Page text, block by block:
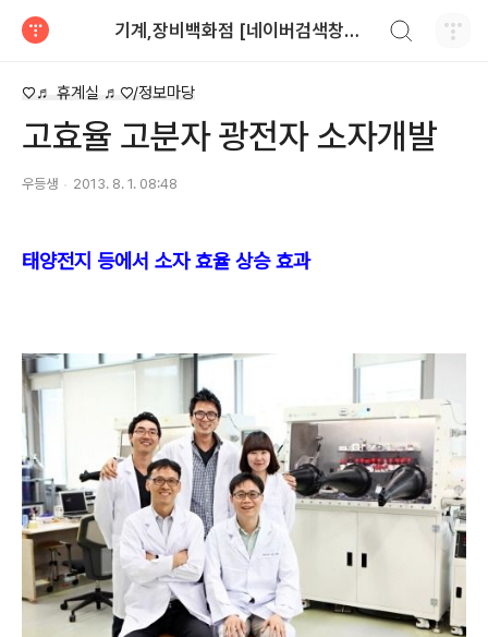
기계,장비백화점 [네이버검색창에>>기계장비 입력]010-7508-2298
♡♬ 휴계실 ♬♡/정보마당
고효율 고분자 광전자 소자개발
우등생 2013. 8. 1. 08:48
태양전지 등에서 소자 효율 상승 효과